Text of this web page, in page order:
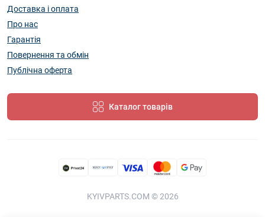
Доставка і оплата
Про нас
Гарантія
Повернення та обмін
Публічна оферта
Каталог товарів
KYIVPARTS.COM © 2026